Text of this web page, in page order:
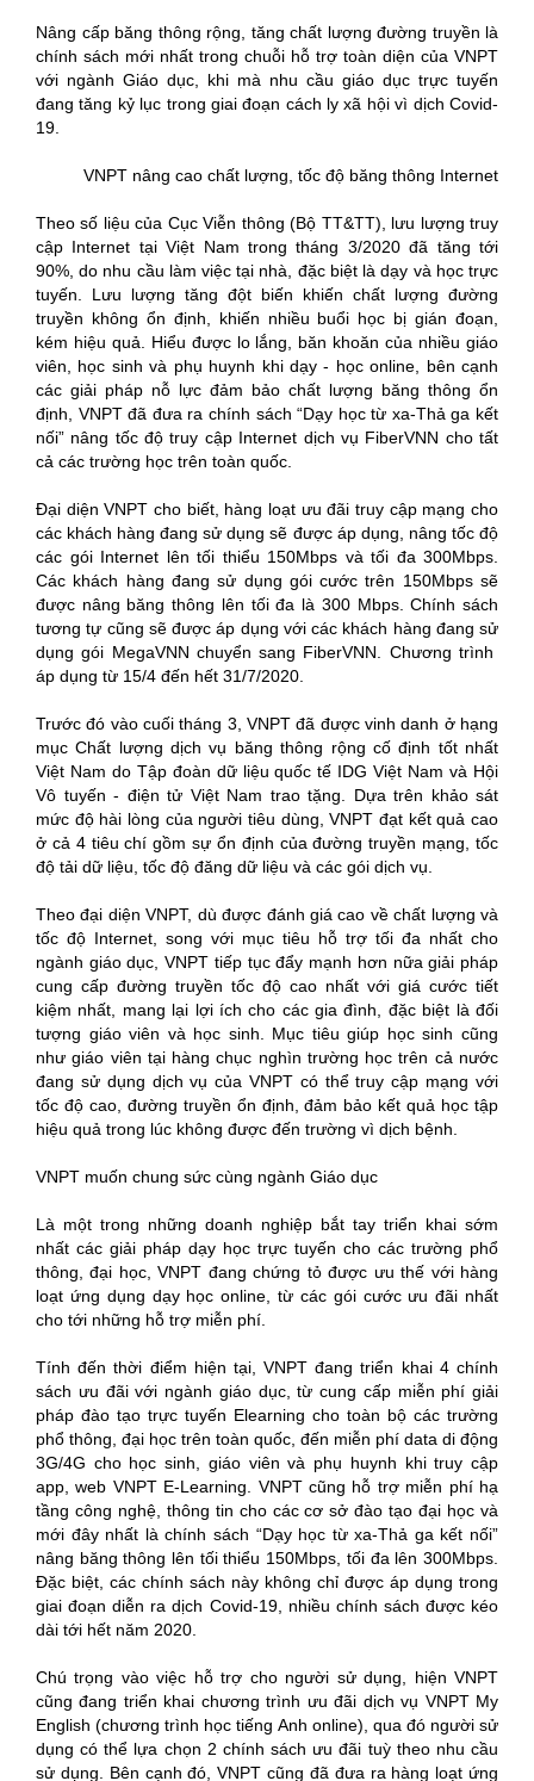
Nâng cấp băng thông rộng, tăng chất lượng đường truyền là
chính sách mới nhất trong chuỗi hỗ trợ toàn diện của VNPT
với ngành Giáo dục, khi mà nhu cầu giáo dục trực tuyến
đang tăng kỷ lục trong giai đoạn cách ly xã hội vì dịch Covid-
19.
VNPT nâng cao chất lượng, tốc độ băng thông Internet
Theo số liệu của Cục Viễn thông (Bộ TT&TT), lưu lượng truy
cập Internet tại Việt Nam trong tháng 3/2020 đã tăng tới
90%, do nhu cầu làm việc tại nhà, đặc biệt là dạy và học trực
tuyến. Lưu lượng tăng đột biến khiến chất lượng đường
truyền không ổn định, khiến nhiều buổi học bị gián đoạn,
kém hiệu quả. Hiểu được lo lắng, băn khoăn của nhiều giáo
viên, học sinh và phụ huynh khi dạy - học online, bên cạnh
các giải pháp nỗ lực đảm bảo chất lượng băng thông ổn
định, VNPT đã đưa ra chính sách “Dạy học từ xa-Thả ga kết
nối” nâng tốc độ truy cập Internet dịch vụ FiberVNN cho tất
cả các trường học trên toàn quốc.
Đại diện VNPT cho biết, hàng loạt ưu đãi truy cập mạng cho
các khách hàng đang sử dụng sẽ được áp dụng, nâng tốc độ
các gói Internet lên tối thiểu 150Mbps và tối đa 300Mbps.
Các khách hàng đang sử dụng gói cước trên 150Mbps sẽ
được nâng băng thông lên tối đa là 300 Mbps. Chính sách
tương tự cũng sẽ được áp dụng với các khách hàng đang sử
dụng gói MegaVNN chuyển sang FiberVNN. Chương trình
áp dụng từ 15/4 đến hết 31/7/2020.
Trước đó vào cuối tháng 3, VNPT đã được vinh danh ở hạng
mục Chất lượng dịch vụ băng thông rộng cố định tốt nhất
Việt Nam do Tập đoàn dữ liệu quốc tế IDG Việt Nam và Hội
Vô tuyến - điện tử Việt Nam trao tặng. Dựa trên khảo sát
mức độ hài lòng của người tiêu dùng, VNPT đạt kết quả cao
ở cả 4 tiêu chí gồm sự ổn định của đường truyền mạng, tốc
độ tải dữ liệu, tốc độ đăng dữ liệu và các gói dịch vụ.
Theo đại diện VNPT, dù được đánh giá cao về chất lượng và
tốc độ Internet, song với mục tiêu hỗ trợ tối đa nhất cho
ngành giáo dục, VNPT tiếp tục đẩy mạnh hơn nữa giải pháp
cung cấp đường truyền tốc độ cao nhất với giá cước tiết
kiệm nhất, mang lại lợi ích cho các gia đình, đặc biệt là đối
tượng giáo viên và học sinh. Mục tiêu giúp học sinh cũng
như giáo viên tại hàng chục nghìn trường học trên cả nước
đang sử dụng dịch vụ của VNPT có thể truy cập mạng với
tốc độ cao, đường truyền ổn định, đảm bảo kết quả học tập
hiệu quả trong lúc không được đến trường vì dịch bệnh.
VNPT muốn chung sức cùng ngành Giáo dục
Là một trong những doanh nghiệp bắt tay triển khai sớm
nhất các giải pháp dạy học trực tuyến cho các trường phổ
thông, đại học, VNPT đang chứng tỏ được ưu thế với hàng
loạt ứng dụng dạy học online, từ các gói cước ưu đãi nhất
cho tới những hỗ trợ miễn phí.
Tính đến thời điểm hiện tại, VNPT đang triển khai 4 chính
sách ưu đãi với ngành giáo dục, từ cung cấp miễn phí giải
pháp đào tạo trực tuyến Elearning cho toàn bộ các trường
phổ thông, đại học trên toàn quốc, đến miễn phí data di động
3G/4G cho học sinh, giáo viên và phụ huynh khi truy cập
app, web VNPT E-Learning. VNPT cũng hỗ trợ miễn phí hạ
tầng công nghệ, thông tin cho các cơ sở đào tạo đại học và
mới đây nhất là chính sách “Dạy học từ xa-Thả ga kết nối”
nâng băng thông lên tối thiểu 150Mbps, tối đa lên 300Mbps.
Đặc biệt, các chính sách này không chỉ được áp dụng trong
giai đoạn diễn ra dịch Covid-19, nhiều chính sách được kéo
dài tới hết năm 2020.
Chú trọng vào việc hỗ trợ cho người sử dụng, hiện VNPT
cũng đang triển khai chương trình ưu đãi dịch vụ VNPT My
English (chương trình học tiếng Anh online), qua đó người sử
dụng có thể lựa chọn 2 chính sách ưu đãi tuỳ theo nhu cầu
sử dụng. Bên cạnh đó, VNPT cũng đã đưa ra hàng loạt ứng